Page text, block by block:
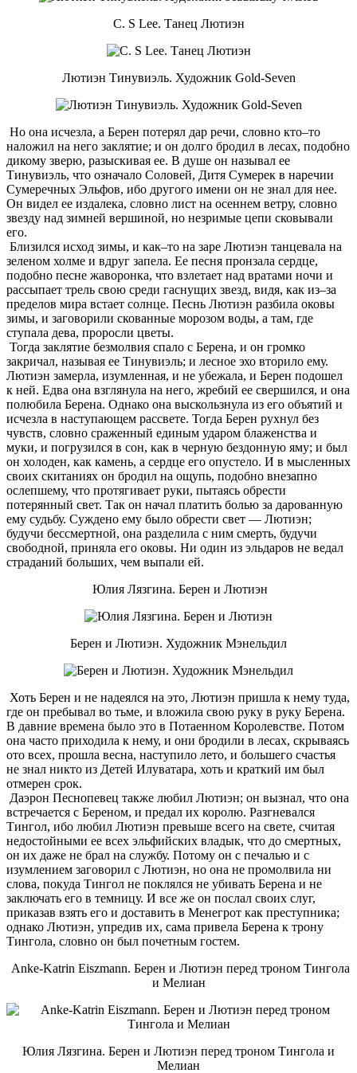
C. S Lee. Танец Лютиэн
Лютиэн Тинувиэль. Художник Gold-Seven
Но она исчезла, а Берен потерял дар речи, словно кто–то
наложил на него заклятие; и он долго бродил в лесах, подобно
дикому зверю, разыскивая ее. В душе он называл ее
Тинувиэль, что означало Соловей, Дитя Сумерек в наречии
Сумеречных Эльфов, ибо другого имени он не знал для нее.
Он видел ее издалека, словно лист на осеннем ветру, словно
звезду над зимней вершиной, но незримые цепи сковывали
его.
Близился исход зимы, и как–то на заре Лютиэн танцевала на
зеленом холме и вдруг запела. Ее песня пронзала сердце,
подобно песне жаворонка, что взлетает над вратами ночи и
рассыпает трель свою среди гаснущих звезд, видя, как из–за
пределов мира встает солнце. Песнь Лютиэн разбила оковы
зимы, и заговорили скованные морозом воды, а там, где
ступала дева, проросли цветы.
Тогда заклятие безмолвия спало с Берена, и он громко
закричал, называя ее Тинувиэль; и лесное эхо вторило ему.
Лютиэн замерла, изумленная, и не убежала, и Берен подошел
к ней. Едва она взглянула на него, жребий ее свершился, и она
полюбила Берена. Однако она выскользнула из его объятий и
исчезла в наступающем рассвете. Тогда Берен рухнул без
чувств, словно сраженный единым ударом блаженства и
муки, и погрузился в сон, как в черную бездонную яму; и был
он холоден, как камень, а сердце его опустело. И в мысленных
своих скитаниях он бродил на ощупь, подобно внезапно
ослепшему, что протягивает руки, пытаясь обрести
потерянный свет. Так он начал платить болью за дарованную
ему судьбу. Суждено ему было обрести свет — Лютиэн;
будучи бессмертной, она разделила с ним смерть, будучи
свободной, приняла его оковы. Ни один из эльдаров не ведал
страданий больших, чем выпали ей.
Юлия Лязгина. Берен и Лютиэн
Берен и Лютиэн. Художник Мэнельдил
Хоть Берен и не надеялся на это, Лютиэн пришла к нему туда,
где он пребывал во тьме, и вложила свою руку в руку Берена.
В давние времена было это в Потаенном Королевстве. Потом
она часто приходила к нему, и они бродили в лесах, скрываясь
ото всех, прошла весна, наступило лето, и большего счастья
не знал никто из Детей Илуватара, хоть и краткий им был
отмерен срок.
Даэрон Песнопевец также любил Лютиэн; он вызнал, что она
встречается с Береном, и предал их королю. Разгневался
Тингол, ибо любил Лютиэн превыше всего на свете, считая
недостойными ее всех эльфийских владык, что до смертных,
он их даже не брал на службу. Потому он с печалью и с
изумлением заговорил с Лютиэн, но она не промолвила ни
слова, покуда Тингол не поклялся не убивать Берена и не
заключать его в темницу. И все же он послал своих слуг,
приказав взять его и доставить в Менегрот как преступника;
однако Лютиэн, упредив их, сама привела Берена к трону
Тингола, словно он был почетным гостем.
Anke-Katrin Eiszmann. Берен и Лютиэн перед троном Тингола
и Мелиан
Юлия Лязгина. Берен и Лютиэн перед троном Тингола и
Мелиан